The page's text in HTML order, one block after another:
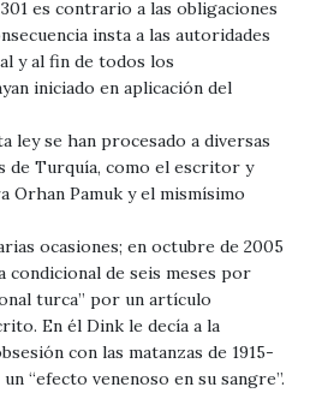
es contrario a las obligaciones
insta a las autoridades
y al fin de todos los
iniciado en aplicación del
ley se han procesado a diversas
de Turquía, como el escritor y
Pamuk y el mismísimo
ocasiones; en octubre de 2005
condicional de seis meses por
turca” por un artículo
En él Dink le decía a la
con las matanzas de 1915-
“efecto venenoso en su sangre”.